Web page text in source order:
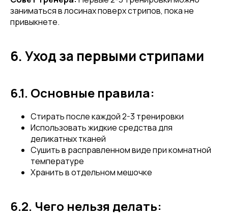
Привет! Дарим тебе -10% на первую
...и узнавай об акциях первой!
заниматься в лосинах поверх стрипов, пока не
привыкнете.
6. Уход за первыми стрипами
6.1. Основные правила:
Стирать после каждой 2-3 тренировки
Использовать жидкие средства для
деликатных тканей
Сушить в расправленном виде при комнатной
температуре
Хранить в отдельном мешочке
6.2. Чего нельзя делать: